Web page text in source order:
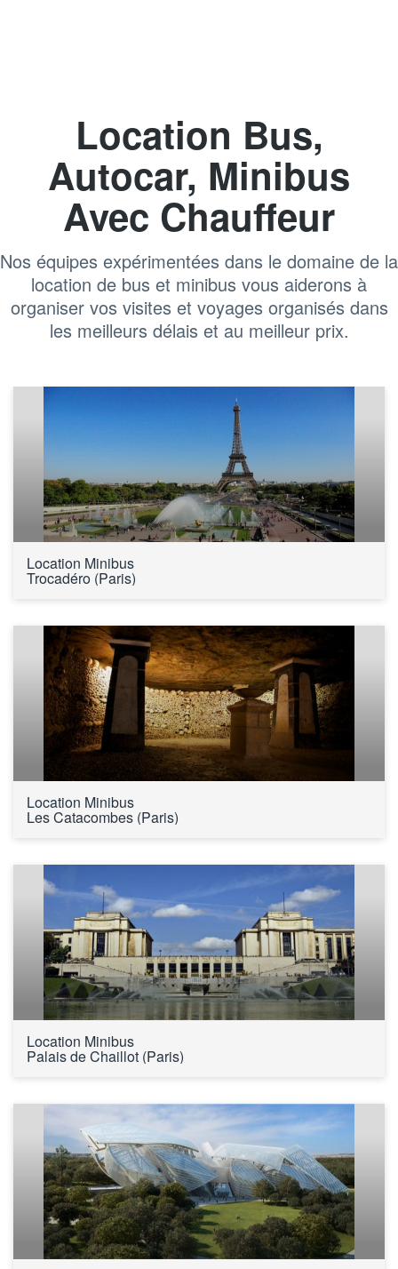
Location Bus,
Autocar, Minibus
Avec Chauffeur
Nos équipes expérimentées dans le domaine de la
location de bus et minibus vous aiderons à
organiser vos visites et voyages organisés dans
les meilleurs délais et au meilleur prix.
Location Minibus
Trocadéro (Paris)
Location Minibus
Les Catacombes (Paris)
Location Minibus
Palais de Chaillot (Paris)